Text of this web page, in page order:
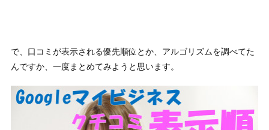
で、口コミが表示される優先順位とか、アルゴリズムを調べてた
んですか、一度まとめてみようと思います。